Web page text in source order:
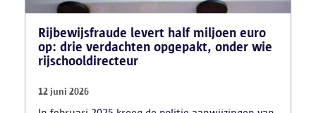
Rijbewijsfraude levert half miljoen euro
op: drie verdachten opgepakt, onder wie
rijschooldirecteur
12 juni 2026